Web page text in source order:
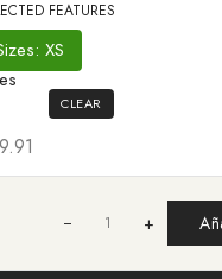
FEATURES
XS
CLEAR
+